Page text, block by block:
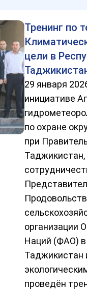
Тренинг по
цели в
29 января
инициативе
по охране
при
Таджикистан,
организации
Наций (ФАО) в
Таджикистан
проведён